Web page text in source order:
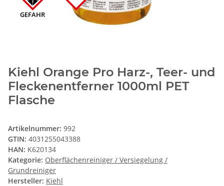
GEFAHR
Kiehl Orange Pro Harz-, Teer- und
Fleckenentferner 1000ml PET
Flasche
Artikelnummer: 992
GTIN: 4031255043388
HAN: K620134
Kategorie: Oberflächenreiniger / Versiegelung /
Grundreiniger
Hersteller: Kiehl